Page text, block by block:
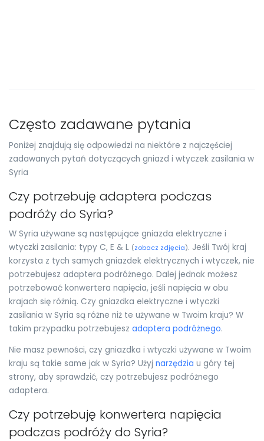
Często zadawane pytania
Poniżej znajdują się odpowiedzi na niektóre z najczęściej
zadawanych pytań dotyczących gniazd i wtyczek zasilania w
Syria
Czy potrzebuję adaptera podczas
podróży do Syria?
W Syria używane są następujące gniazda elektryczne i
wtyczki zasilania: typy C, E & L (zobacz zdjęcia). Jeśli Twój kraj
korzysta z tych samych gniazdek elektrycznych i wtyczek, nie
potrzebujesz adaptera podróżnego. Dalej jednak możesz
potrzebować konwertera napięcia, jeśli napięcia w obu
krajach się różnią. Czy gniazdka elektryczne i wtyczki
zasilania w Syria są różne niż te używane w Twoim kraju? W
takim przypadku potrzebujesz adaptera podróżnego.
Nie masz pewności, czy gniazdka i wtyczki używane w Twoim
kraju są takie same jak w Syria? Użyj narzędzia u góry tej
strony, aby sprawdzić, czy potrzebujesz podróżnego
adaptera.
Czy potrzebuję konwertera napięcia
podczas podróży do Syria?